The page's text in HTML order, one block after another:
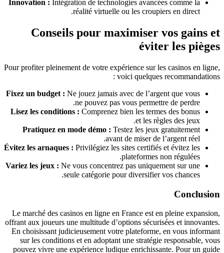
Innovation :Intégration de technologies avancées comme la
réalité virtuelle ou les croupiers en direct.
Conseils pour maximiser vos
éviter les
Pour profiter pleinement de votre expérience sur les casinos en
voici quelques
Fixez un budget :Ne jouez jamais avec de l’argent que vous
ne pouvez pas vous permettre de perdre.
Lisez les conditions :Comprenez bien les termes des bonus
et les règles des jeux.
Pratiquez en mode démo :Testez les jeux gratuitement
avant de miser de l’argent réel.
Évitez les arnaques :Privilégiez les sites certifiés et évitez les
plateformes non régulées.
Variez les jeux :Ne vous concentrez pas uniquement sur une
seule catégorie pour diversifier vos chances.
Le marché des casinos en ligne en France est en pleine
offrant aux joueurs une multitude d’options sécurisées et
En choisissant judicieusement votre plateforme, en vous
sur les conditions et en adoptant une stratégie responsable,
pouvez vivre une expérience ludique enrichissante. Pour un